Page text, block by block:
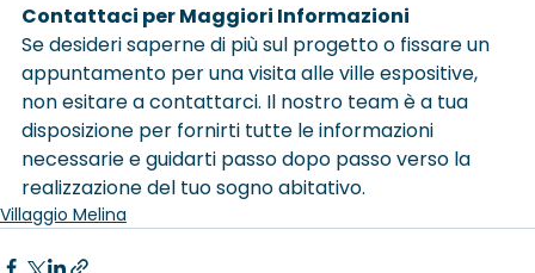
Contattaci per Maggiori Informazioni
Se desideri saperne di più sul progetto o fissare un
appuntamento per una visita alle ville espositive,
non esitare a contattarci. Il nostro team è a tua
disposizione per fornirti tutte le informazioni
necessarie e guidarti passo dopo passo verso la
realizzazione del tuo sogno abitativo.
Villaggio Melina